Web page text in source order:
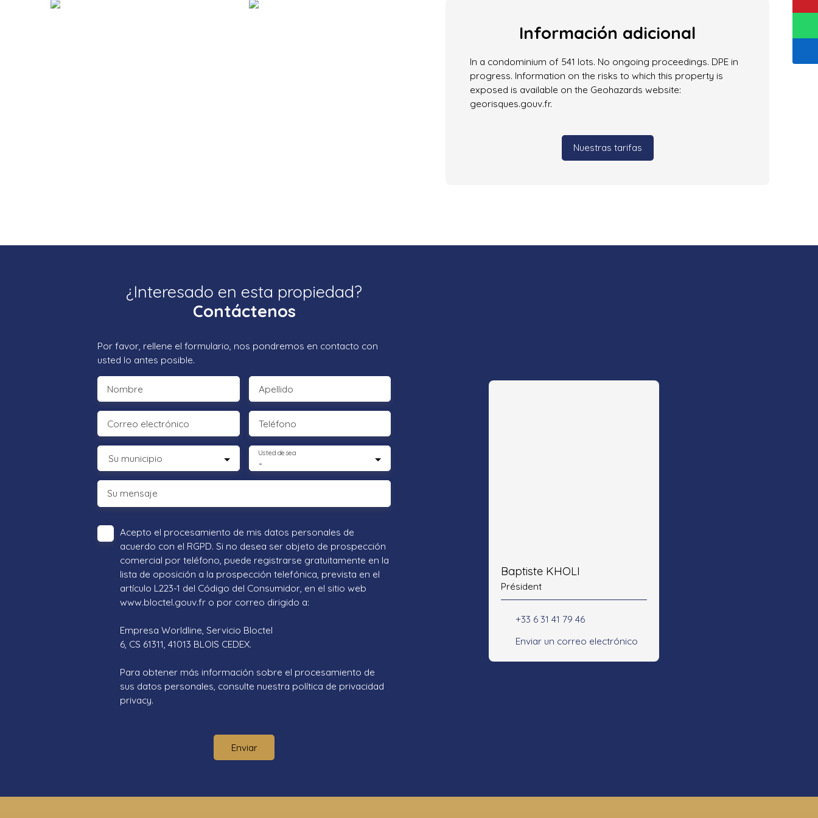
Información adicional
In a condominium of 541 lots. No ongoing proceedings. DPE in
progress. Information on the risks to which this property is
exposed is available on the Geohazards website:
georisques.gouv.fr.
Nuestras tarifas
¿Interesado en esta propiedad?
Contáctenos
Por favor, rellene el formulario, nos pondremos en contacto con
usted lo antes posible.
Nombre Apellido
Correo electrónico Teléfono
Su municipio -
Usted desea
Su mensaje
Acepto el procesamiento de mis datos personales de
acuerdo con el RGPD. Si no desea ser objeto de prospección
comercial por teléfono, puede registrarse gratuitamente en la
lista de oposición a la prospección telefónica, prevista en el
artículo L223-1 del Código del Consumidor, en el sitio web
www.bloctel.gouv.fr o por correo dirigido a:
Empresa Worldline, Servicio Bloctel
6, CS 61311, 41013 BLOIS CEDEX.
Para obtener más información sobre el procesamiento de
sus datos personales, consulte nuestra política de privacidad
privacy.
Enviar
Baptiste KHOLI
Président
+33 6 31 41 79 46
Enviar un correo electrónico